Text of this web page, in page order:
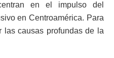
en el impulso del
en Centroamérica. Para
las causas profundas de la